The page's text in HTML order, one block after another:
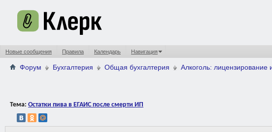
Новые сообщения Правила Календарь Навигация
Форум Бухгалтерия Общая бухгалтерия Алкоголь: лицензирование
Тема: Остатки пива в ЕГАИС после смерти ИП